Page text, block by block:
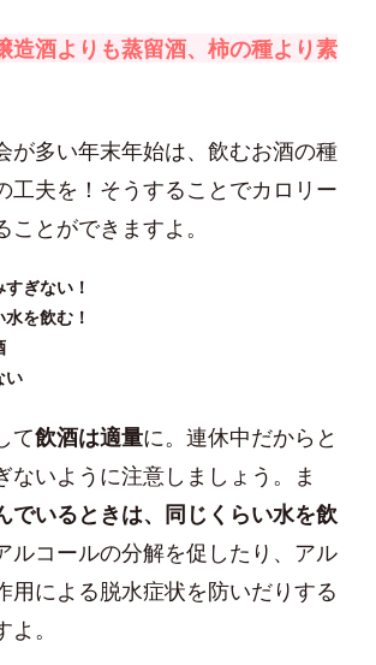
造酒よりも蒸留酒、柿の種より素
が多い年末年始は、飲むお酒の種
工夫を！そうすることでカロリー
とができますよ。
ぎない！
を飲む！
い
て飲酒は適量に。連休中だからと
ないように注意しましょう。ま
でいるときは、同じくらい水を飲
ルコールの分解を促したり、アル
用による脱水症状を防いだりする
。